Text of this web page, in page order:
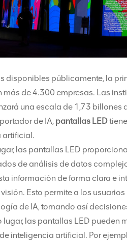
disponibles públicamente, la
más de 4.300 empresas. Las
una escala de 1,73 billones
de IA, pantallas LED
artificial.
las pantallas LED
de análisis de datos
información de forma clara e
Esto permite a los
de IA, tomando así
lugar, las pantallas LED
inteligencia artificial. Por